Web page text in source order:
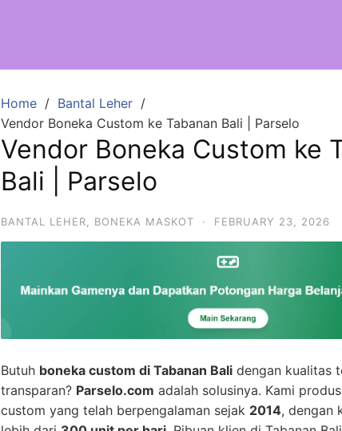
Home
Bantal Leher
Vendor Boneka Custom ke Tabanan Bali | Parselo
Vendor Boneka Custom ke
Bali | Parselo
BANTAL LEHER BONEKA MASKOT · FEBRUARY 23, 2026
Butuh boneka custom di Tabanan Bali dengan kualitas
transparan? Parselo.com adalah solusinya. Kami
custom yang telah berpengalaman sejak 2014, dengan